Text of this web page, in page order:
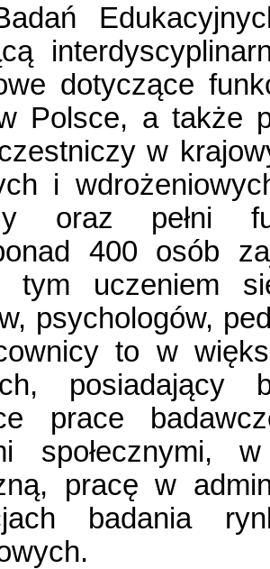
dotyczące
Polsce, a także
w
i
oraz pełni
400 osób
tym uczeniem
psychologów,
to w
posiadający
prace
pracę w
badania